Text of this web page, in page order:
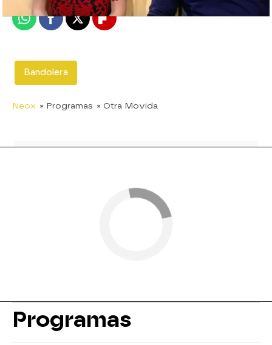
WhatsappFacebook
X Flipboard
Bandolera
Neox » Programas » Otra Movida
Programas